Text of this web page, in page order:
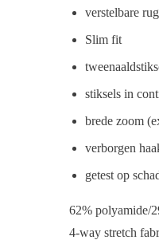
verstelbare
Slim fit
stiksels in
brede zoom
verborgen
getest op
62% polyamide/
4-way stretch